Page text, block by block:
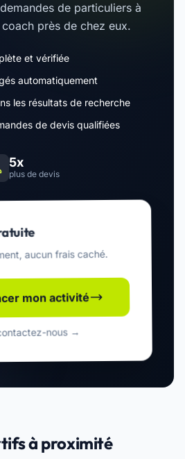
de particuliers à
près de chez eux.
et vérifiée
automatiquement
les résultats de recherche
de devis qualifiées
5x
plus de devis
aucun frais caché.
mon activité
nous →
à proximité